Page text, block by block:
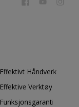
Effektivt Håndverk
Effektive Verktøy
Funksjonsgaranti